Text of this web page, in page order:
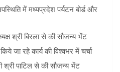
में मध्यप्रदेश पर्यटन बोर्ड और
श्री बिरला से की सौजन्य भेंट
जा रहे कार्य की विश्वभर में चर्चा
श्री पाटिल से की सौजन्य भेंट